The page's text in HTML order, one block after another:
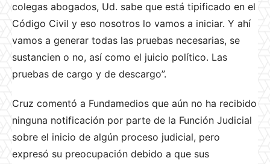
colegas abogados, Ud. sabe que está tipificado en el
Código Civil y eso nosotros lo vamos a iniciar. Y ahí
vamos a generar todas las pruebas necesarias, se
sustancien o no, así como el juicio político. Las
pruebas de cargo y de descargo”.
Cruz comentó a Fundamedios que aún no ha recibido
ninguna notificación por parte de la Función Judicial
sobre el inicio de algún proceso judicial, pero
expresó su preocupación debido a que sus